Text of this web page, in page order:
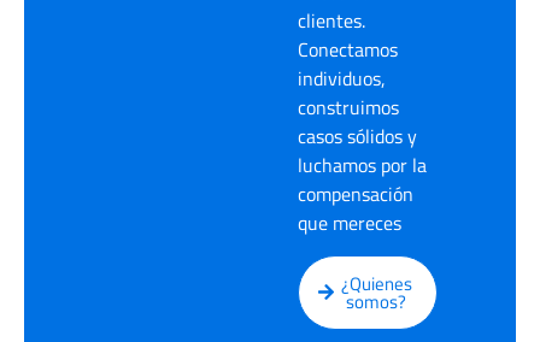
clientes.
Conectamos
individuos,
construimos
casos sólidos y
luchamos por la
compensación
que mereces
¿Quienes
somos?